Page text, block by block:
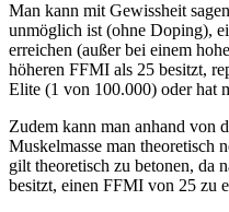
Man kann mit Gewissheit
unmöglich ist (ohne Doping),
erreichen (außer bei einem
höheren FFMI als 25 besitzt,
Elite (1 von 100.000) oder hat
Zudem kann man anhand von
Muskelmasse man theoretisch
gilt theoretisch zu betonen, da
besitzt, einen FFMI von 25 zu